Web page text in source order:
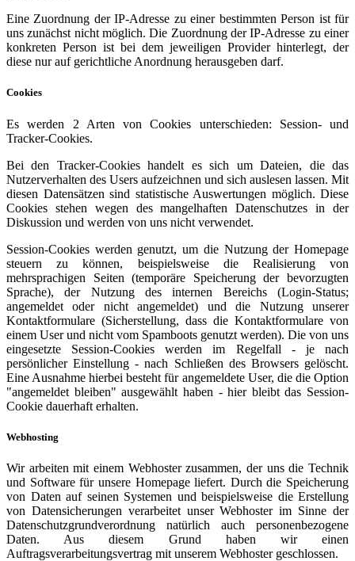
Eine Zuordnung der IP-Adresse zu einer bestimmten Person ist für
uns zunächst nicht möglich. Die Zuordnung der IP-Adresse zu einer
konkreten Person ist bei dem jeweiligen Provider hinterlegt, der
diese nur auf gerichtliche Anordnung herausgeben darf.
Cookies
Es werden 2 Arten von Cookies unterschieden: Session- und
Tracker-Cookies.
Bei den Tracker-Cookies handelt es sich um Dateien, die das
Nutzerverhalten des Users aufzeichnen und sich auslesen lassen. Mit
diesen Datensätzen sind statistische Auswertungen möglich. Diese
Cookies stehen wegen des mangelhaften Datenschutzes in der
Diskussion und werden von uns nicht verwendet.
Session-Cookies werden genutzt, um die Nutzung der Homepage
steuern zu können, beispielsweise die Realisierung von
mehrsprachigen Seiten (temporäre Speicherung der bevorzugten
Sprache), der Nutzung des internen Bereichs (Login-Status;
angemeldet oder nicht angemeldet) und die Nutzung unserer
Kontaktformulare (Sicherstellung, dass die Kontaktformulare von
einem User und nicht vom Spamboots genutzt werden). Die von uns
eingesetzte Session-Cookies werden im Regelfall - je nach
persönlicher Einstellung - nach Schließen des Browsers gelöscht.
Eine Ausnahme hierbei besteht für angemeldete User, die die Option
"angemeldet bleiben" ausgewählt haben - hier bleibt das Session-
Cookie dauerhaft erhalten.
Webhosting
Wir arbeiten mit einem Webhoster zusammen, der uns die Technik
und Software für unsere Homepage liefert. Durch die Speicherung
von Daten auf seinen Systemen und beispielsweise die Erstellung
von Datensicherungen verarbeitet unser Webhoster im Sinne der
Datenschutzgrundverordnung natürlich auch personenbezogene
Daten. Aus diesem Grund haben wir einen
Auftragsverarbeitungsvertrag mit unserem Webhoster geschlossen.